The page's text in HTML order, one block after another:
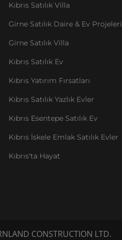
Kıbrıs Satılık Villa
Girne Satılık Daire & Ev Projeleri
Girne Satılık Villa
Kıbrıs Satılık Ev
Kıbrıs Yatırım Fırsatları
Kıbrıs Satılık Yazlık Evler
Kıbrıs Esentepe Satılık Ev
Kıbrıs İskele Emlak Satılık Evler
Kıbrıs'ta Hayat
CONSTRUCTION LTD.